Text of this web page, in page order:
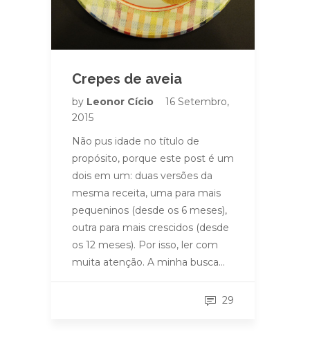
Crepes de aveia
by Leonor Cício
16 Setembro,
2015
Não pus idade no título de
propósito, porque este post é um
dois em um: duas versões da
mesma receita, uma para mais
pequeninos (desde os 6 meses),
outra para mais crescidos (desde
os 12 meses). Por isso, ler com
muita atenção. A minha busca…
29